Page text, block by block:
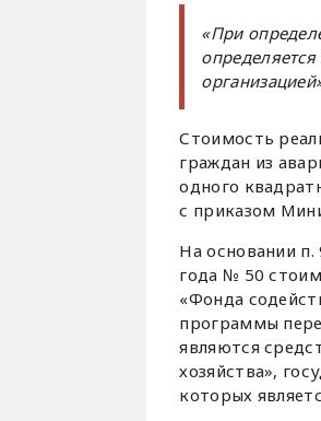
«При
Стоимость
граждан из
одного
с приказом
На основании п.
года № 50
«Фонда
программы
являются
хозяйства»,
которых